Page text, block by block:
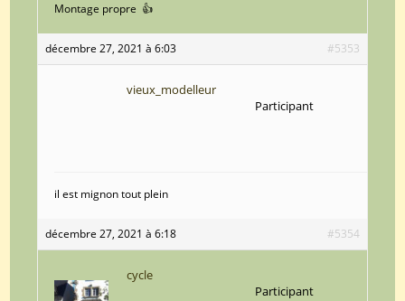
Montage propre 👍
décembre 27, 2021 à 6:03 #5353
vieux_modelleur
Participant
il est mignon tout plein
décembre 27, 2021 à 6:18 #5354
cycle
Participant